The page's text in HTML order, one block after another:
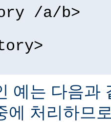
/a/b>
예는 다음과
에 처리하므